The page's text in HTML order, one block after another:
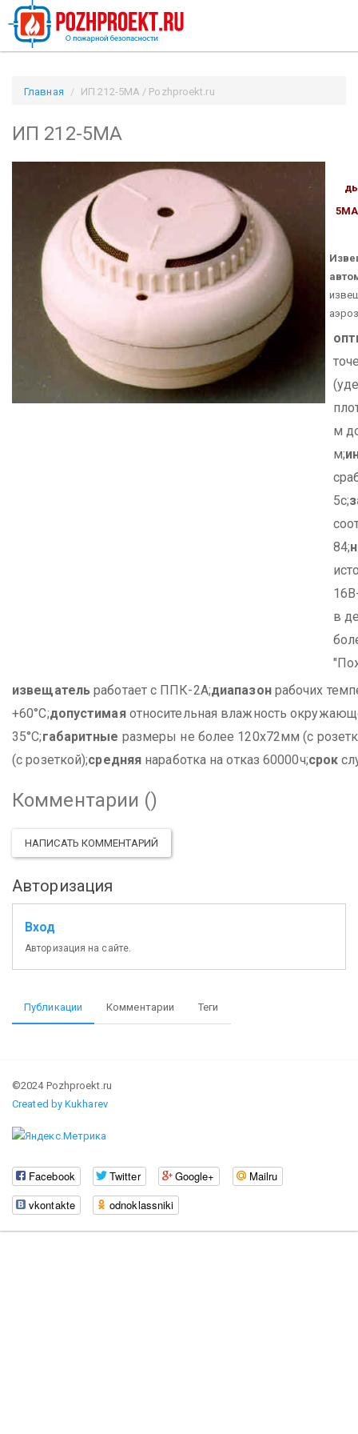
Главная ИП 212-5МА / Pozhproekt.ru
ИП 212-5МА
м
м;
5с;
84;
в
извещатель работает с ППК-2А;диапазонрабочих
+60°С;допустимаяотносительная влажность
35°С;габаритные размеры не более 120х72мм (с
(с розеткой);средняя наработка на отказ 60000ч;срок
Комментарии ()
НАПИСАТЬ КОММЕНТАРИЙ
Авторизация
Вход
Авторизация на сайте.
Публикации Комментарии Теги
©2024 Pozhproekt.ru
Created by Kukharev
Facebook Twitter Google+
Mailru
vkontakte
odnoklassniki